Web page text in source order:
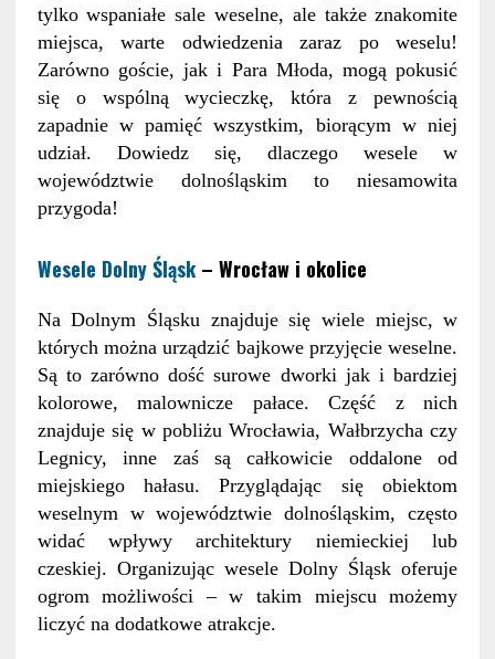
tylko wspaniałe sale weselne, ale także znakomite
miejsca, warte odwiedzenia zaraz po weselu!
Zarówno goście, jak i Para Młoda, mogą pokusić
się o wspólną wycieczkę, która z pewnością
zapadnie w pamięć wszystkim, biorącym w niej
udział. Dowiedz się, dlaczego wesele w
województwie dolnośląskim to niesamowita
przygoda!
Wesele Dolny Śląsk– Wrocław i okolice
Na Dolnym Śląsku znajduje się wiele miejsc, w
których można urządzić bajkowe przyjęcie weselne.
Są to zarówno dość surowe dworki jak i bardziej
kolorowe, malownicze pałace. Część z nich
znajduje się w pobliżu Wrocławia, Wałbrzycha czy
Legnicy, inne zaś są całkowicie oddalone od
miejskiego hałasu. Przyglądając się obiektom
weselnym w województwie dolnośląskim, często
widać wpływy architektury niemieckiej lub
czeskiej. Organizując wesele Dolny Śląsk oferuje
ogrom możliwości – w takim miejscu możemy
liczyć na dodatkowe atrakcje.